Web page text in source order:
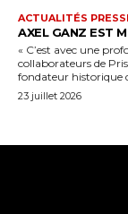
ACTUALITÉS
AXEL GANZ EST
« C’est avec une
collaborateurs de
fondateur historique
23 juillet 2026